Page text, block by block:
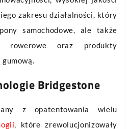
zakresu działalności, który
samochodowe, ale także
rowerowe oraz produkty
Bridgestone
z opatentowania wielu
, które zrewolucjonizowały